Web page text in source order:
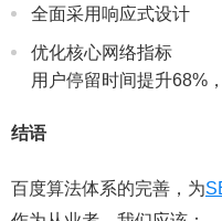
全面采用响应式设计
优化核心网络指标
用户停留时间提升68%
结语
百度算法体系的完善，为